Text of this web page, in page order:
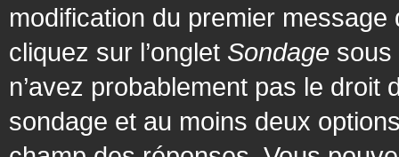
modification du premier
cliquez sur l’onglet Sondage sous
n’avez probablement pas le
sondage et au moins deux